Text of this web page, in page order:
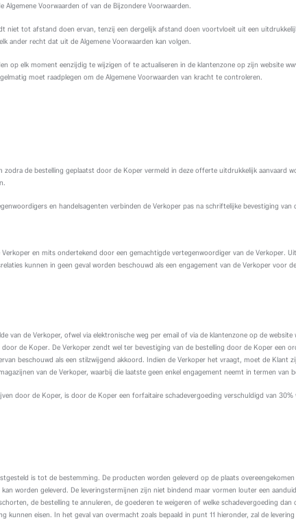
Voorwaarden of van de Bijzondere Voorwaarden.
niet tot afstand doen ervan, tenzij een dergelijk afstand doen voortvloeit uit een
ander recht dat uit de Algemene Voorwaarden kan volgen.
op elk moment eenzijdig te wijzigen of te actualiseren in de klantenzone op zijn website
moet raadplegen om de Algemene Voorwaarden van kracht te controleren.
de bestelling geplaatst door de Koper vermeld in deze offerte uitdrukkelijk aanvaard
en handelsagenten verbinden de Verkoper pas na schriftelijke bevestiging van
en mits ondertekend door een gemachtigde vertegenwoordiger van de Verkoper.
kunnen in geen geval worden beschouwd als een engagement van de Verkoper voor
van de Verkoper, ofwel via elektronische weg per email of via de klantenzone op de
de Koper. De Verkoper zendt wel ter bevestiging van de bestelling door de Koper een
beschouwd als een stilzwijgend akkoord. Indien de Verkoper het vraagt, moet de Klant
van de Verkoper, waarbij die laatste geen enkel engagement neemt in termen van
door de Koper, is door de Koper een forfaitaire schadevergoeding verschuldigd van
is tot de bestemming. De producten worden geleverd op de plaats
worden geleverd. De leveringstermijnen zijn niet bindend maar vormen louter een
de bestelling te annuleren, de goederen te weigeren of welke schadevergoeding
kunnen eisen. In het geval van overmacht zoals bepaald in punt 11 hieronder, zal de